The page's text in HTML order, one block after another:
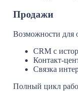
Продажи
Возможности для
CRM с
Контакт-
Связка
Полный цикл